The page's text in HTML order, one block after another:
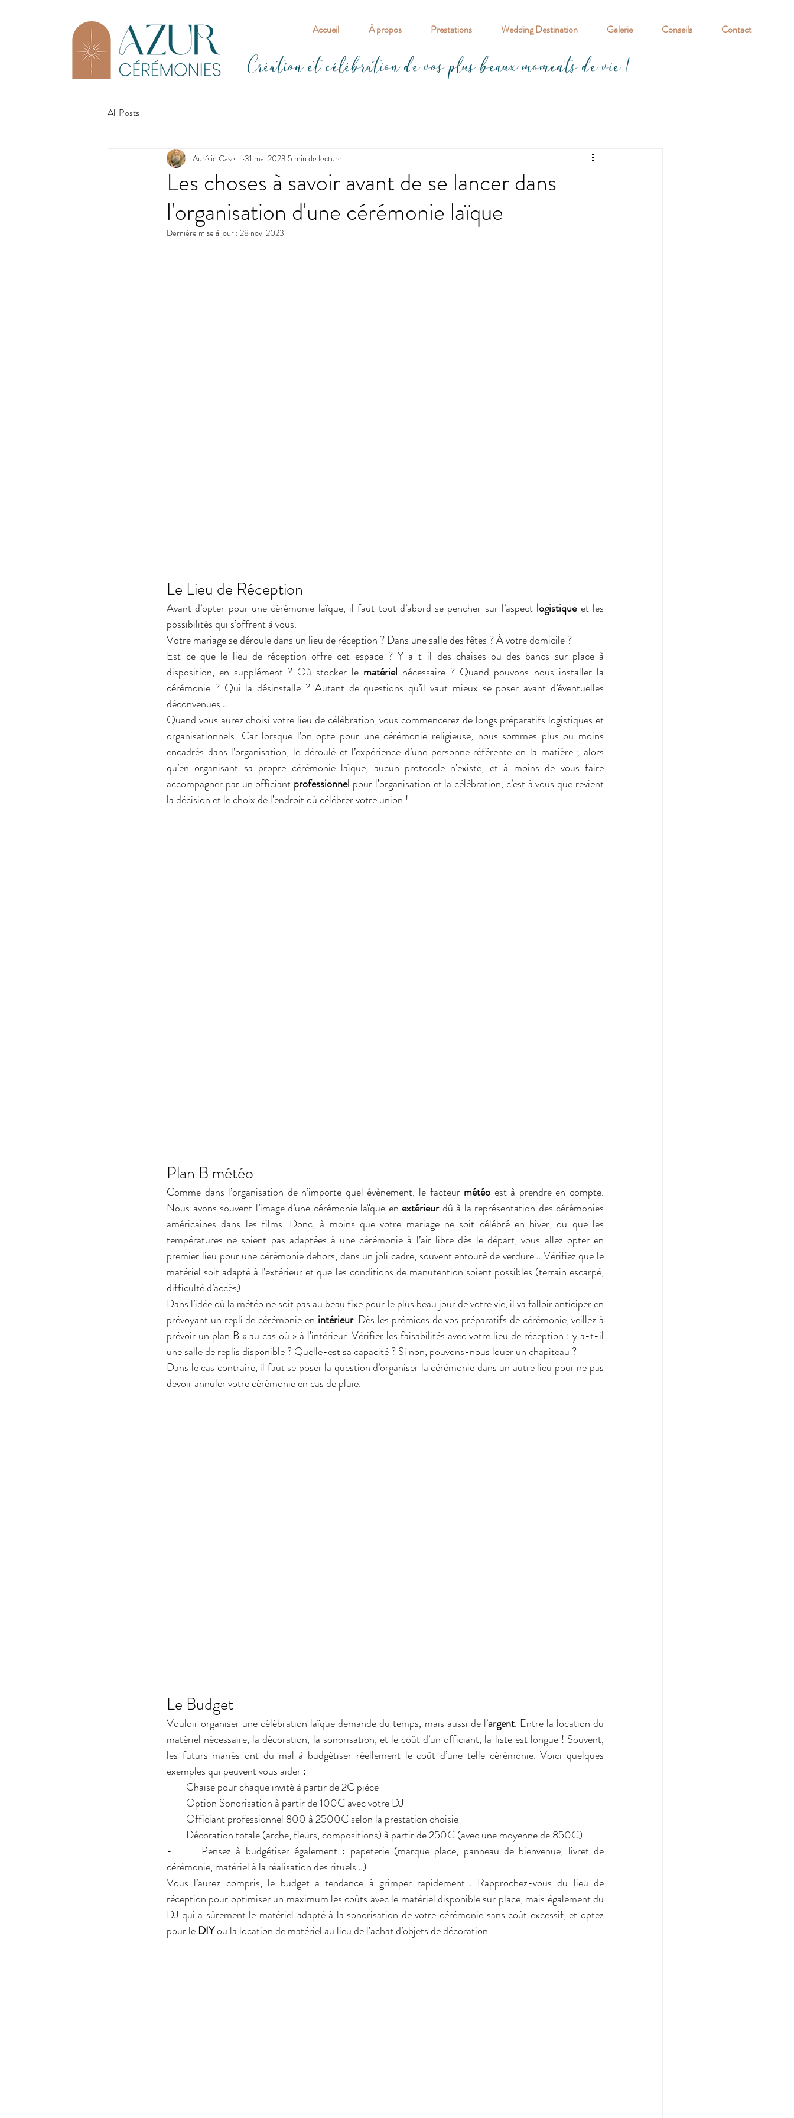
Accueil À propos Prestations Wedding Destination Galerie Conseils Contact
Création et célébration de vos plus beaux moments de vie !
All Posts
Les choses à savoir avant de se lancer dans
l'organisation d'une cérémonie laïque
Aurélie Casetti 31 mai 2023 5 min de lecture
Dernière mise à jour : 28 nov. 2023
Le Lieu de Réception
Avant d’opter pour une cérémonie laïque, il faut tout d’abord se pencher sur l’aspect logistique et les
possibilités qui s’offrent à vous.
Votre mariage se déroule dans un lieu de réception ? Dans une salle des fêtes ? À votre domicile ?
Est-ce que le lieu de réception offre cet espace ? Y a-t-il des chaises ou des bancs sur place à
disposition, en supplément ? Où stocker le matériel nécessaire ? Quand pouvons-nous installer la
cérémonie ? Qui la désinstalle ? Autant de questions qu’il vaut mieux se poser avant d’éventuelles
déconvenues…
Quand vous aurez choisi votre lieu de célébration, vous commencerez de longs préparatifs logistiques et
organisationnels. Car lorsque l’on opte pour une cérémonie religieuse, nous sommes plus ou moins
encadrés dans l’organisation, le déroulé et l’expérience d’une personne référente en la matière ; alors
qu’en organisant sa propre cérémonie laïque, aucun protocole n’existe, et à moins de vous faire
accompagner par un officiant professionnel pour l’organisation et la célébration, c’est à vous que revient
la décision et le choix de l’endroit où célébrer votre union !
Plan B météo
Comme dans l’organisation de n’importe quel évènement, le facteur météo est à prendre en compte.
Nous avons souvent l’image d’une cérémonie laïque en extérieur dû à la représentation des cérémonies
américaines dans les films. Donc, à moins que votre mariage ne soit célébré en hiver, ou que les
températures ne soient pas adaptées à une cérémonie à l’air libre dès le départ, vous allez opter en
premier lieu pour une cérémonie dehors, dans un joli cadre, souvent entouré de verdure… Vérifiez que le
matériel soit adapté à l’extérieur et que les conditions de manutention soient possibles (terrain escarpé,
difficulté d’accès).
Dans l’idée où la météo ne soit pas au beau fixe pour le plus beau jour de votre vie, il va falloir anticiper en
prévoyant un repli de cérémonie en intérieur. Dès les prémices de vos préparatifs de cérémonie, veillez à
prévoir un plan B « au cas où » à l’intérieur. Vérifier les faisabilités avec votre lieu de réception : y a-t-il
une salle de replis disponible ? Quelle-est sa capacité ? Si non, pouvons-nous louer un chapiteau ?
Dans le cas contraire, il faut se poser la question d’organiser la cérémonie dans un autre lieu pour ne pas
devoir annuler votre cérémonie en cas de pluie.
Le Budget
Vouloir organiser une célébration laïque demande du temps, mais aussi de l’argent. Entre la location du
matériel nécessaire, la décoration, la sonorisation, et le coût d’un officiant, la liste est longue ! Souvent,
les futurs mariés ont du mal à budgétiser réellement le coût d’une telle cérémonie. Voici quelques
exemples qui peuvent vous aider :
-      Chaise pour chaque invité à partir de 2€ pièce
-      Option Sonorisation à partir de 100€ avec votre DJ
-      Officiant professionnel 800 à 2500€ selon la prestation choisie
-      Décoration totale (arche, fleurs, compositions) à partir de 250€ (avec une moyenne de 850€)
-      Pensez à budgétiser également : papeterie (marque place, panneau de bienvenue, livret de
cérémonie, matériel à la réalisation des rituels…)
Vous l’aurez compris, le budget a tendance à grimper rapidement… Rapprochez-vous du lieu de
réception pour optimiser un maximum les coûts avec le matériel disponible sur place, mais également du
DJ qui a sûrement le matériel adapté à la sonorisation de votre cérémonie sans coût excessif, et optez
pour le DIY ou la location de matériel au lieu de l’achat d’objets de décoration.